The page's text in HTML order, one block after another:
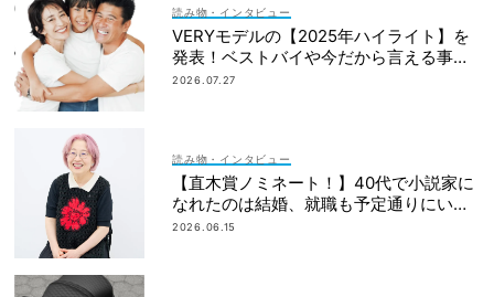
読み物・インタビュー
VERYモデルの【2025年ハイライト】を
発表！ベストバイや今だから言える事件
簿も大公開
2026.07.27
読み物・インタビュー
【直木賞ノミネート！】40代で小説家に
なれたのは結婚、就職も予定通りにいか
なかったから｜朝倉かすみさん
2026.06.15